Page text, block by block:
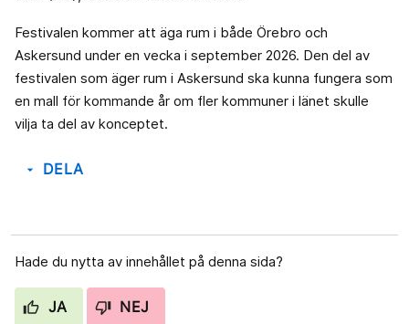
Festivalen kommer att äga rum i både Örebro och
Askersund under en vecka i september 2026. Den del av
festivalen som äger rum i Askersund ska kunna fungera som
en mall för kommande år om fler kommuner i länet skulle
vilja ta del av konceptet.
arrow_drop_down DELA
Hade du nytta av innehållet på denna sida?
JA NEJ